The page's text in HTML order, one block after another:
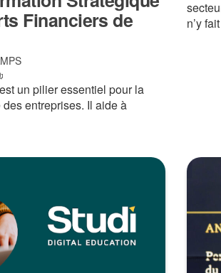
Financiers de
un pilier essentiel pour la
entreprises. Il aide à
n’y